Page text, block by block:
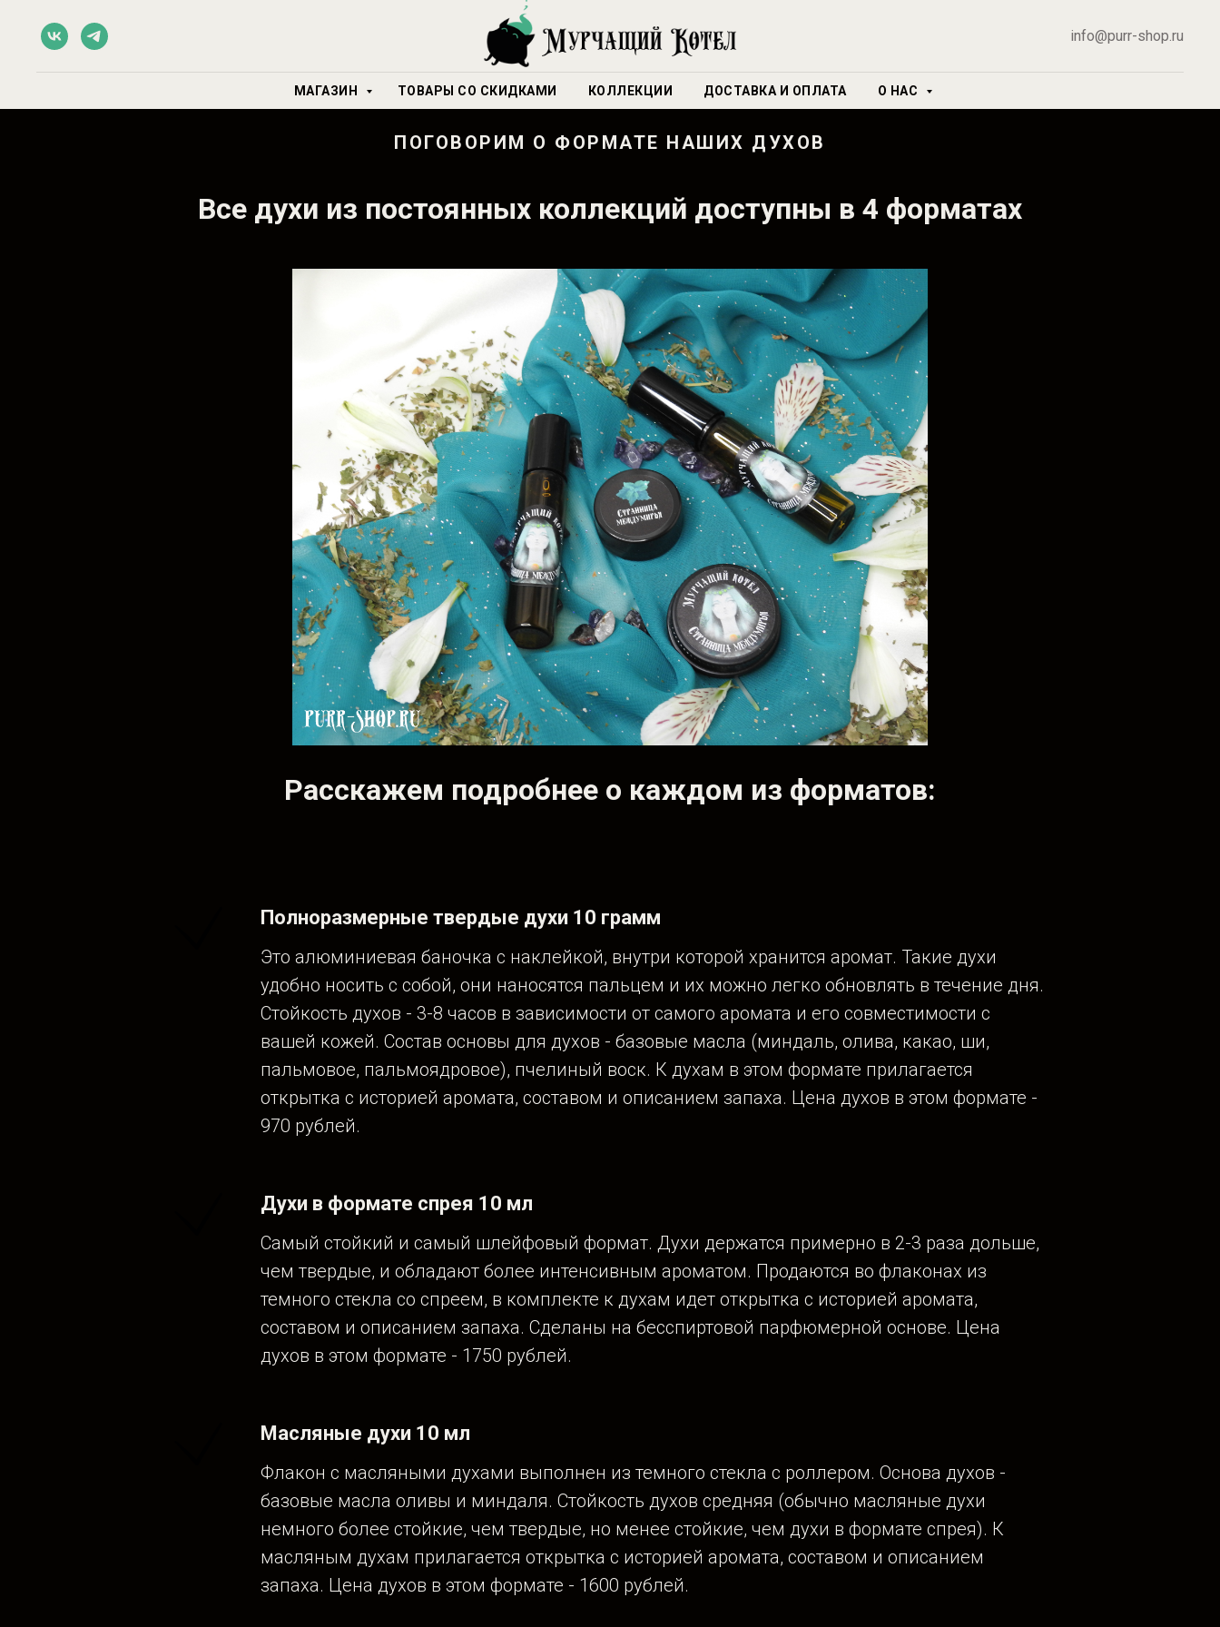
info@purr-shop.ru
МАГАЗИН ТОВАРЫ СО СКИДКАМИ КОЛЛЕКЦИИ ДОСТАВКА И ОПЛАТА О НАС
ПОГОВОРИМ О ФОРМАТЕ НАШИХ ДУХОВ
Все духи из постоянных коллекций доступны в 4 форматах
Расскажем подробнее о каждом из форматов:
Полноразмерные твердые духи 10 грамм
Это алюминиевая баночка с наклейкой, внутри которой хранится аромат. Такие духи
удобно носить с собой, они наносятся пальцем и их можно легко обновлять в течение дня.
Стойкость духов - 3-8 часов в зависимости от самого аромата и его совместимости с
вашей кожей. Состав основы для духов - базовые масла (миндаль, олива, какао, ши,
пальмовое, пальмоядровое), пчелиный воск. К духам в этом формате прилагается
открытка с историей аромата, составом и описанием запаха. Цена духов в этом формате -
970 рублей.
Духи в формате спрея 10 мл
Самый стойкий и самый шлейфовый формат. Духи держатся примерно в 2-3 раза дольше,
чем твердые, и обладают более интенсивным ароматом. Продаются во флаконах из
темного стекла со спреем, в комплекте к духам идет открытка с историей аромата,
составом и описанием запаха. Сделаны на бесспиртовой парфюмерной основе. Цена
духов в этом формате - 1750 рублей.
Масляные духи 10 мл
Флакон с масляными духами выполнен из темного стекла с роллером. Основа духов -
базовые масла оливы и миндаля. Стойкость духов средняя (обычно масляные духи
немного более стойкие, чем твердые, но менее стойкие, чем духи в формате спрея). К
масляным духам прилагается открытка с историей аромата, составом и описанием
запаха. Цена духов в этом формате - 1600 рублей.